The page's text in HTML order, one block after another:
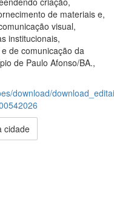
de materiais e,
visual,
institucionais,
de comunicação da
de Paulo Afonso/BA.,
download/
cidade